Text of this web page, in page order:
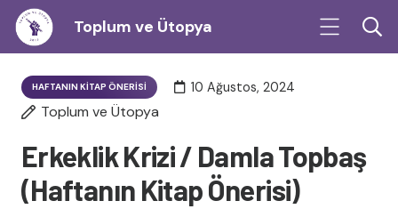
Toplum ve Ütopya
HAFTANIN KITAP ÖNERISI 10 Ağustos, 2024
Toplum ve Ütopya
Erkeklik Krizi / Damla Topbaş
(Haftanın Kitap Önerisi)